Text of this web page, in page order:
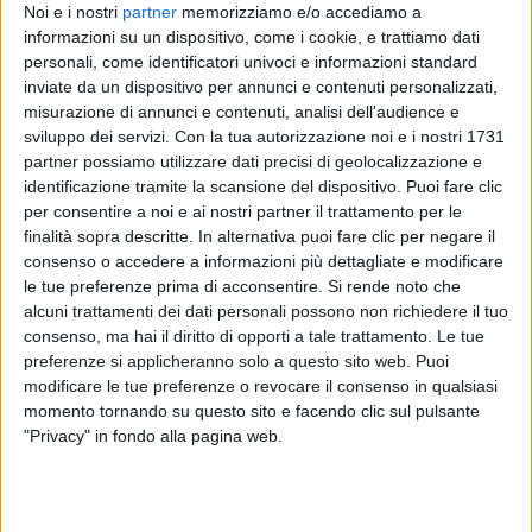
Noi e i nostri partner memorizziamo e/o accediamo a
informazioni su un dispositivo, come i cookie, e trattiamo dati
personali, come identificatori univoci e informazioni standard
inviate da un dispositivo per annunci e contenuti personalizzati,
misurazione di annunci e contenuti, analisi dell'audience e
sviluppo dei servizi. Con la tua autorizzazione noi e i nostri 1731
partner possiamo utilizzare dati precisi di geolocalizzazione e
identificazione tramite la scansione del dispositivo. Puoi fare clic
per consentire a noi e ai nostri partner il trattamento per le
finalità sopra descritte. In alternativa puoi fare clic per negare il
consenso o accedere a informazioni più dettagliate e modificare
le tue preferenze prima di acconsentire. Si rende noto che
alcuni trattamenti dei dati personali possono non richiedere il tuo
consenso, ma hai il diritto di opporti a tale trattamento. Le tue
preferenze si applicheranno solo a questo sito web. Puoi
modificare le tue preferenze o revocare il consenso in qualsiasi
momento tornando su questo sito e facendo clic sul pulsante
"Privacy" in fondo alla pagina web.
regalando sorrisi e spensieratezza ai pazienti del
centro.
FRANCESCO GABBANI: IL CONCERTO IN
OSPEDALE
Con la
a tracolla e accompagnato da un